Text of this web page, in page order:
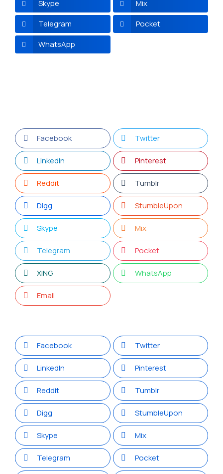
Skype
Mix
Telegram
Pocket
WhatsApp
Facebook Twitter
LinkedIn Pinterest
Reddit Tumblr
Digg StumbleUpon
Skype Mix
Telegram Pocket
XING WhatsApp
Email
Facebook Twitter
LinkedIn Pinterest
Reddit Tumblr
Digg StumbleUpon
Skype Mix
Telegram Pocket